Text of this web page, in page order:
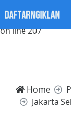
Notice: Trying to
/home/
on line 207
Home
Jakarta